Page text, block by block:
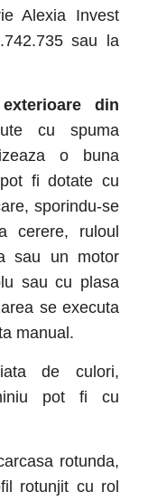
Alexia Invest
sau la
din
cu spuma
o buna
fi dotate cu
sporindu-se
cerere, ruloul
sau un motor
sau cu plasa
se executa
manual.
de culori,
pot fi cu
rotunda,
rotunjit cu rol